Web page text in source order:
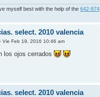
myself best with the help of the 642-874
select. 2010 valencia
Vie Feb 19, 2016 10:46 am
los ojos cerrados
select. 2010 valencia